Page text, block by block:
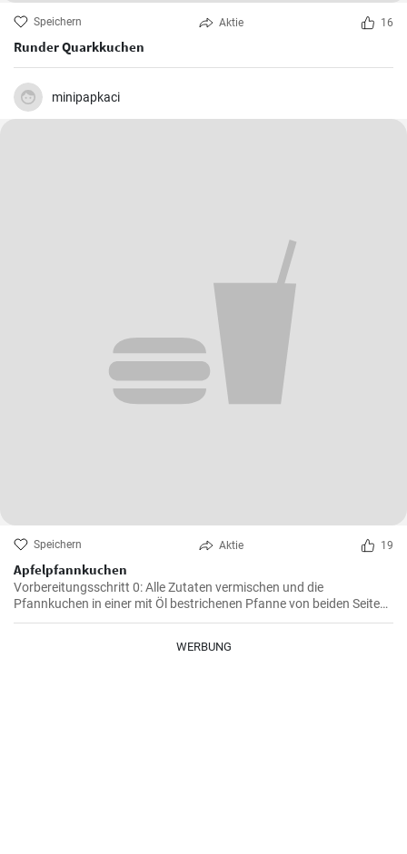
Speichern Aktie 16
Runder Quarkkuchen
minipapkaci
Speichern Aktie 19
Apfelpfannkuchen
Vorbereitungsschritt 0: Alle Zutaten vermischen und die
Pfannkuchen in einer mit Öl bestrichenen Pfanne von beiden Seiten
braten.
WERBUNG